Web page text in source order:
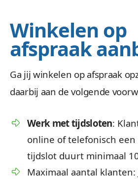
Winkelen op
afspraak
Ga jij winkelen op afspraak
daarbij aan de volgende
Werk met tijdsloten:
online of telefonisch
tijdslot duurt minimaal
Maximaal aantal klanten: